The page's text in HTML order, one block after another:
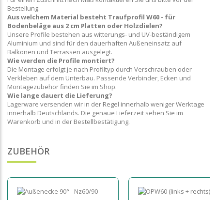
Bestellung.
Aus welchem Material besteht Traufprofil W60 - für
Bodenbeläge aus 2 cm Platten oder Holzdielen?
Unsere Profile bestehen aus witterungs- und UV-beständigem
Aluminium und sind für den dauerhaften Außeneinsatz auf
Balkonen und Terrassen ausgelegt.
Wie werden die Profile montiert?
Die Montage erfolgt je nach Profiltyp durch Verschrauben oder
Verkleben auf dem Unterbau. Passende Verbinder, Ecken und
Montagezubehör finden Sie im Shop.
Wie lange dauert die Lieferung?
Lagerware versenden wir in der Regel innerhalb weniger Werktage
innerhalb Deutschlands. Die genaue Lieferzeit sehen Sie im
Warenkorb und in der Bestellbestätigung.
ZUBEHÖR